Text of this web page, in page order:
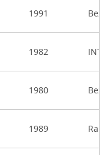
1991
1982
1980
1989